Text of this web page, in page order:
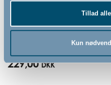
Tillad
Kun
229,00 DKK